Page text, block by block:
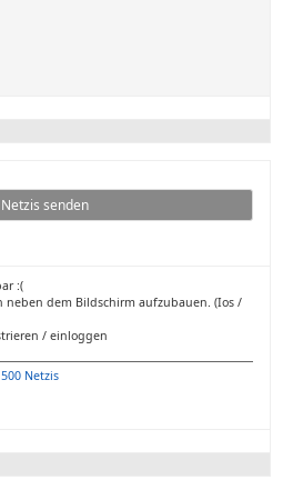
Netzis senden
:(
neben dem Bildschirm aufzubauen. (Ios /
/ einloggen
Netzis